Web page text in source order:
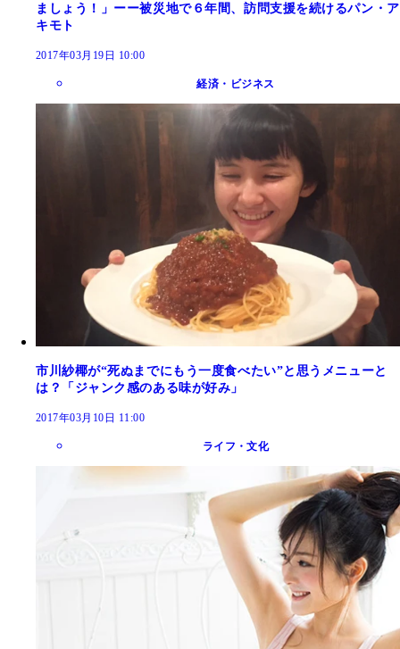
ましょう！」ーー被災地で６年間、訪問支援を続けるパン・ア
キモト
2017年03月19日 10:00
経済・ビジネス
市川紗椰が“死ぬまでにもう一度食べたい”と思うメニューと
は？「ジャンク感のある味が好み」
2017年03月10日 11:00
ライフ・文化